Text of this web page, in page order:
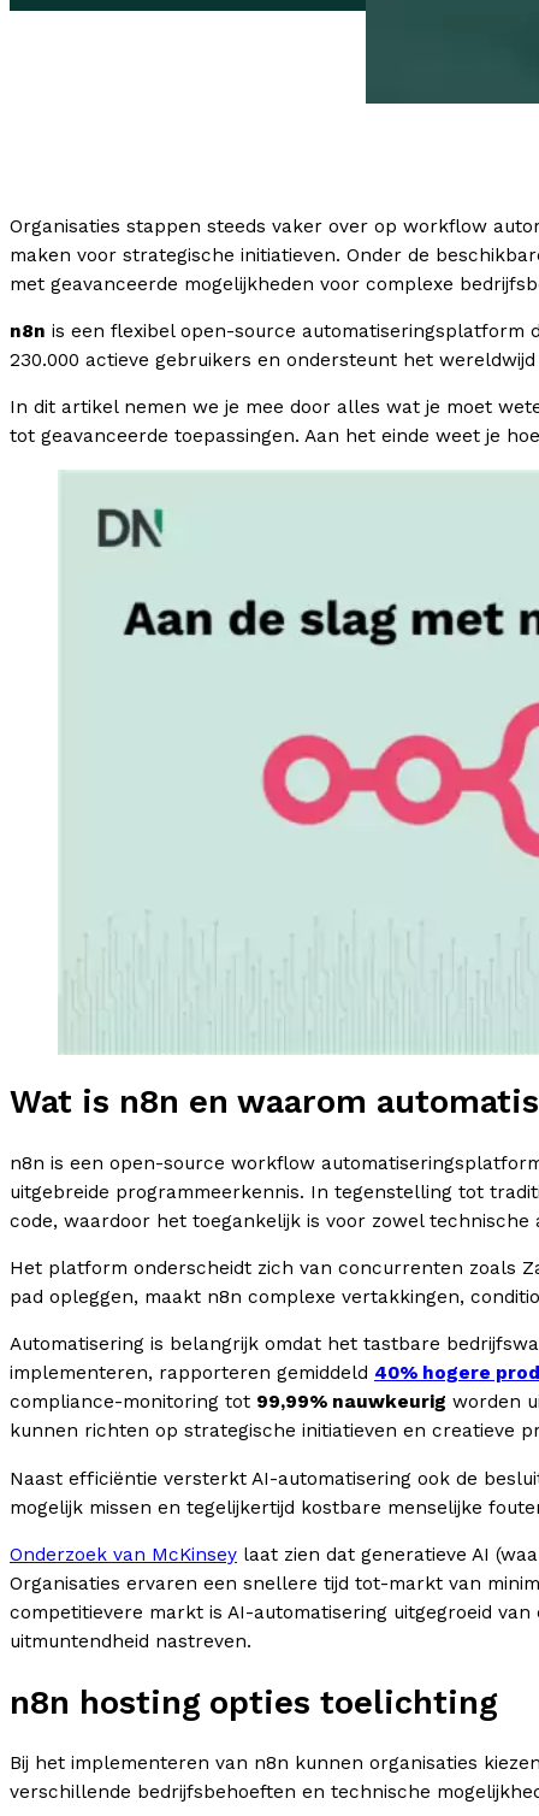
Organisaties stappen steeds vaker over op workflow
maken voor strategische initiatieven. Onder de
met geavanceerde mogelijkheden voor complexe
n8n is een flexibel open-source automatiseringsplatform
230.000 actieve gebruikers en ondersteunt het
In dit artikel nemen we je mee door alles wat je moet
tot geavanceerde toepassingen. Aan het einde weet je
Wat is n8n en waarom
n8n is een open-source workflow
uitgebreide programmeerkennis. In tegenstelling tot
code, waardoor het toegankelijk is voor zowel
Het platform onderscheidt zich van concurrenten zoals
pad opleggen, maakt n8n complexe vertakkingen,
Automatisering is belangrijk omdat het tastbare
implementeren, rapporteren gemiddeld 40% hogere
compliance-monitoring tot 99,99% nauwkeurig worden
kunnen richten op strategische initiatieven en creatieve
Naast efficiëntie versterkt AI-automatisering ook de
mogelijk missen en tegelijkertijd kostbare menselijke
Onderzoek van McKinsey laat zien dat generatieve AI
Organisaties ervaren een snellere tijd tot-markt van
competitievere markt is AI-automatisering uitgegroeid
uitmuntendheid nastreven.
n8n hosting opties toelichting
Bij het implementeren van n8n kunnen organisaties
verschillende bedrijfsbehoeften en technische